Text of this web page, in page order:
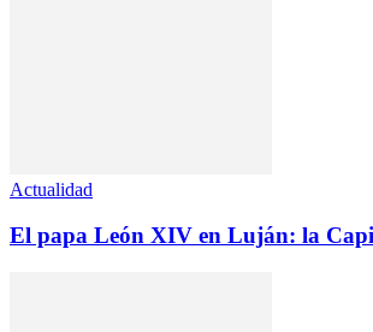
Actualidad
El papa León XIV en Luján: la